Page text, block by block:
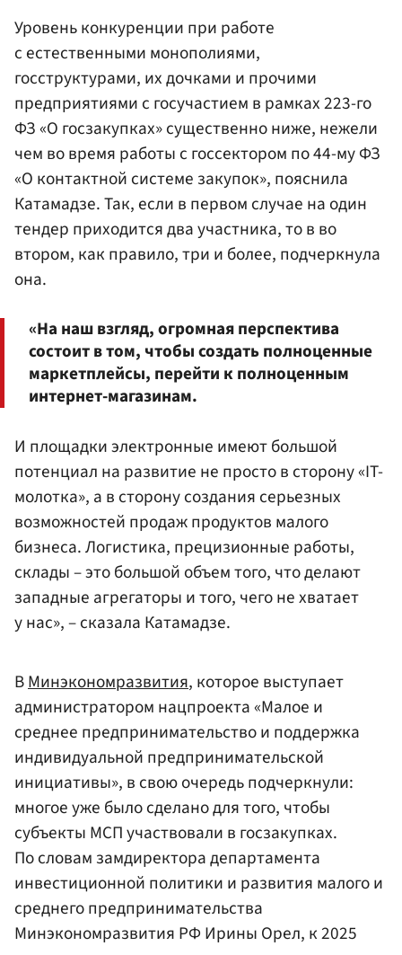
Уровень конкуренции при работе
с естественными монополиями,
госструктурами, их дочками и прочими
предприятиями с госучастием в рамках 223-го
ФЗ «О госзакупках» существенно ниже, нежели
чем во время работы с госсектором по 44-му ФЗ
«О контактной системе закупок», пояснила
Катамадзе. Так, если в первом случае на один
тендер приходится два участника, то в во
втором, как правило, три и более, подчеркнула
она.
«На наш взгляд, огромная перспектива
состоит в том, чтобы создать полноценные
маркетплейсы, перейти к полноценным
интернет-магазинам.
И площадки электронные имеют большой
потенциал на развитие не просто в сторону «IT-
молотка», а в сторону создания серьезных
возможностей продаж продуктов малого
бизнеса. Логистика, прецизионные работы,
склады – это большой объем того, что делают
западные агрегаторы и того, чего не хватает
у нас», – сказала Катамадзе.
ВМинэкономразвития, которое выступает
администратором нацпроекта «Малое и
среднее предпринимательство и поддержка
индивидуальной предпринимательской
инициативы», в свою очередь подчеркнули:
многое уже было сделано для того, чтобы
субъекты МСП участвовали в госзакупках.
По словам замдиректора департамента
инвестиционной политики и развития малого и
среднего предпринимательства
Минэкономразвития РФ Ирины Орел, к 2025